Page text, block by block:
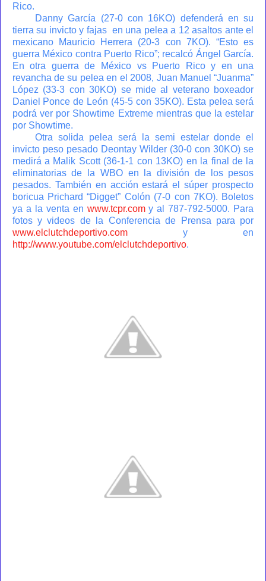
Rico.
Danny García (27-0 con 16KO) defenderá en su
tierra su invicto y fajas en una pelea a 12 asaltos ante el
mexicano Mauricio Herrera (20-3 con 7KO). “Esto es
guerra México contra Puerto Rico”; recalcó Ángel García.
En otra guerra de México vs Puerto Rico y en una
revancha de su pelea en el 2008, Juan Manuel “Juanma”
López (33-3 con 30KO) se mide al veterano boxeador
Daniel Ponce de León (45-5 con 35KO). Esta pelea será
podrá ver por Showtime Extreme mientras que la estelar
por Showtime.
Otra solida pelea será la semi estelar donde el
invicto peso pesado Deontay Wilder (30-0 con 30KO) se
medirá a Malik Scott (36-1-1 con 13KO) en la final de la
eliminatorias de la WBO en la división de los pesos
pesados. También en acción estará el súper prospecto
boricua Prichard “Digget” Colón (7-0 con 7KO). Boletos
ya a la venta en www.tcpr.comy al 787-792-5000. Para
fotos y videos de la Conferencia de Prensa para por
www.elclutchdeportivo.comy en
http://www.youtube.com/elclutchdeportivo.